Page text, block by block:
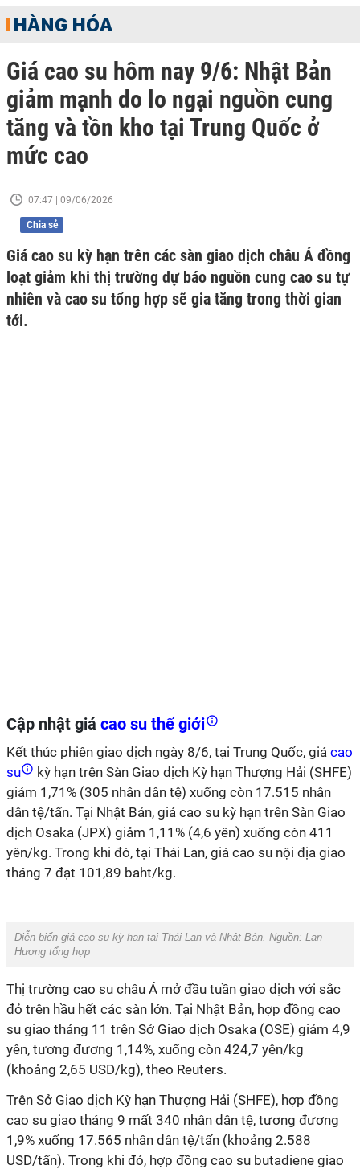
HÀNG HÓA
Giá cao su hôm nay 9/6: Nhật Bản
giảm mạnh do lo ngại nguồn cung
tăng và tồn kho tại Trung Quốc ở
mức cao
07:47 | 09/06/2026
Chia sẻ
Giá cao su kỳ hạn trên các sàn giao dịch châu Á đồng
loạt giảm khi thị trường dự báo nguồn cung cao su tự
nhiên và cao su tổng hợp sẽ gia tăng trong thời gian
tới.
Cập nhật giá cao su thế giới
Kết thúc phiên giao dịch ngày 8/6, tại Trung Quốc, giá cao
su
kỳ hạn trên Sàn Giao dịch Kỳ hạn Thượng Hải (SHFE)
giảm 1,71% (305 nhân dân tệ) xuống còn 17.515 nhân
dân tệ/tấn. Tại Nhật Bản, giá cao su kỳ hạn trên Sàn Giao
dịch Osaka (JPX) giảm 1,11% (4,6 yên) xuống còn 411
yên/kg. Trong khi đó, tại Thái Lan, giá cao su nội địa giao
tháng 7 đạt 101,89 baht/kg.
Diễn biến giá cao su kỳ hạn tại Thái Lan và Nhật Bản. Nguồn: Lan
Hương tổng hợp
Thị trường cao su châu Á mở đầu tuần giao dịch với sắc
đỏ trên hầu hết các sàn lớn. Tại Nhật Bản, hợp đồng cao
su giao tháng 11 trên Sở Giao dịch Osaka (OSE) giảm 4,9
yên, tương đương 1,14%, xuống còn 424,7 yên/kg
(khoảng 2,65 USD/kg), theo Reuters.
Trên Sở Giao dịch Kỳ hạn Thượng Hải (SHFE), hợp đồng
cao su giao tháng 9 mất 340 nhân dân tệ, tương đương
1,9% xuống 17.565 nhân dân tệ/tấn (khoảng 2.588
USD/tấn). Trong khi đó, hợp đồng cao su butadiene giao